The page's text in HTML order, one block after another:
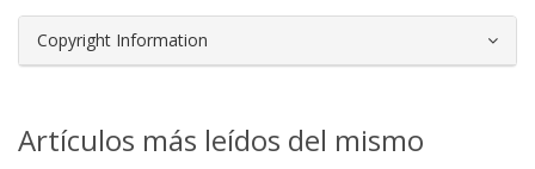
Copyright Information
Artículos más leídos del mismo